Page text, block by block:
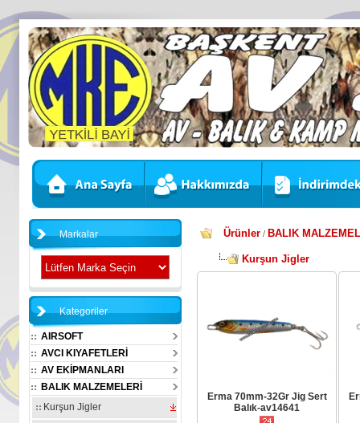
Markalar
Kategoriler
AIRSOFT
AVCI KIYAFETLERİ
AV EKİPMANLARI
BALIK MALZEMELERİ
Kurşun Jigler
Ürünler / BALIK
Kurşun Jigler
Erma 70mm-32Gr Jig Sert
Balık-av14641